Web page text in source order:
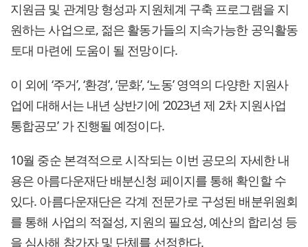
지원금 및 관계망 형성과 지원체계 구축 프로그램을 지
원하는 사업으로, 젊은 활동가들의 지속가능한 공익활동
토대 마련에 도움이 될 전망이다.
이 외에 ‘주거’, ‘환경’, ‘문화’, ‘노동’ 영역의 다양한 지원사
업에 대해서는 내년 상반기에 ‘2023년 제 2차 지원사업
통합공모’ 가 진행될 예정이다.
10월 중순 본격적으로 시작되는 이번 공모의 자세한 내
용은 아름다운재단 배분신청 페이지를 통해 확인할 수
있다. 아름다운재단은 각계 전문가로 구성된 배분위원회
를 통해 사업의 적절성, 지원의 필요성, 예산의 합리성 등
을 심사해 참가자 및 단체를 선정한다.